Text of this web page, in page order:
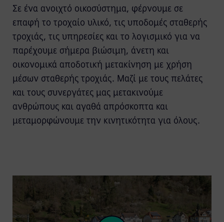
Σε ένα ανοιχτό οικοσύστημα, φέρνουμε σε
επαφή το τροχαίο υλικό, τις υποδομές σταθερής
τροχιάς, τις υπηρεσίες και το λογισμικό για να
παρέχουμε σήμερα βιώσιμη, άνετη και
οικονομικά αποδοτική μετακίνηση με χρήση
μέσων σταθερής τροχιάς. Μαζί με τους πελάτες
και τους συνεργάτες μας μετακινούμε
ανθρώπους και αγαθά απρόσκοπτα και
μεταμορφώνουμε την κινητικότητα για όλους.